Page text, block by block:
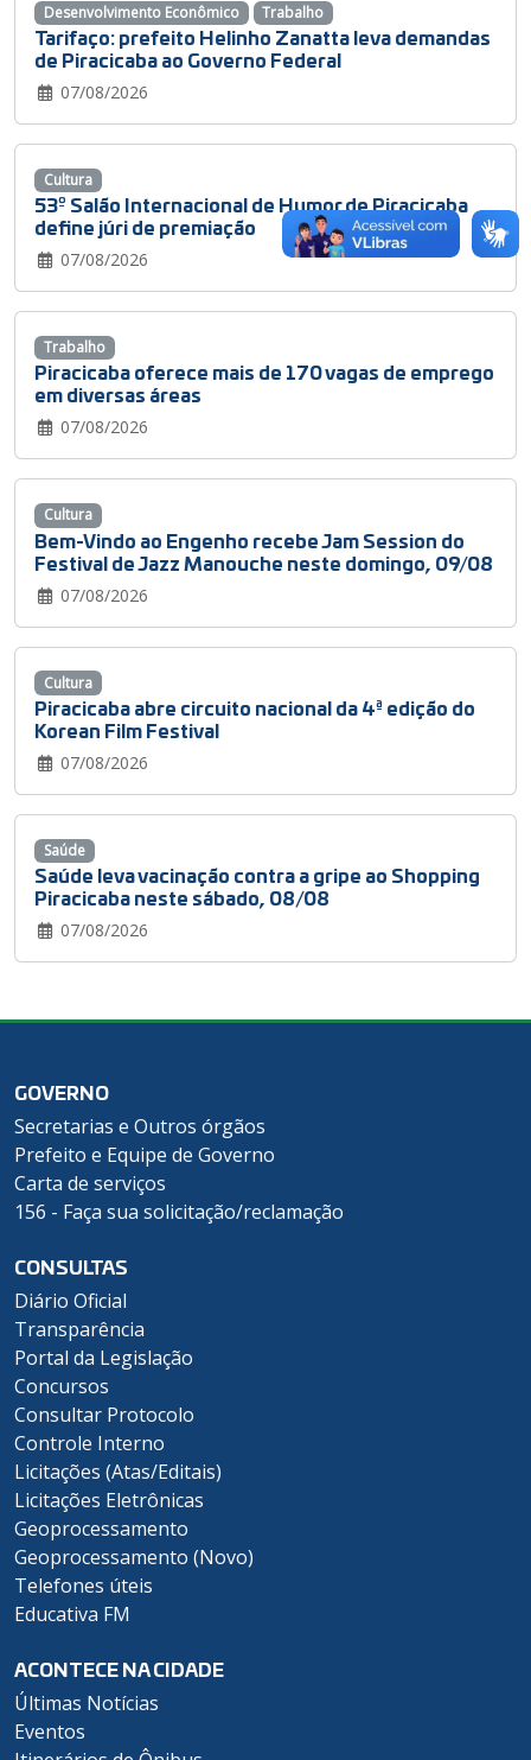
Tarifaço: prefeito Helinho Zanatta leva demandas
de Piracicaba ao Governo Federal
07/08/2026
Desenvolvimento Econômico Trabalho
53º Salão Internacional de Humor de Piracicaba
define júri de premiação
07/08/2026
Cultura
Piracicaba oferece mais de 170 vagas de emprego
em diversas áreas
07/08/2026
Trabalho
Bem-Vindo ao Engenho recebe Jam Session do
Festival de Jazz Manouche neste domingo, 09/08
07/08/2026
Cultura
Piracicaba abre circuito nacional da 4ª edição do
Korean Film Festival
07/08/2026
Cultura
Saúde leva vacinação contra a gripe ao Shopping
Piracicaba neste sábado, 08/08
07/08/2026
Saúde
GOVERNO
Secretarias e Outros órgãos
Prefeito e Equipe de Governo
Carta de serviços
156 - Faça sua solicitação/reclamação
CONSULTAS
Diário Oficial
Transparência
Portal da Legislação
Concursos
Consultar Protocolo
Controle Interno
Licitações (Atas/Editais)
Licitações Eletrônicas
Geoprocessamento
Geoprocessamento (Novo)
Telefones úteis
Educativa FM
ACONTECE NA CIDADE
Últimas Notícias
Eventos